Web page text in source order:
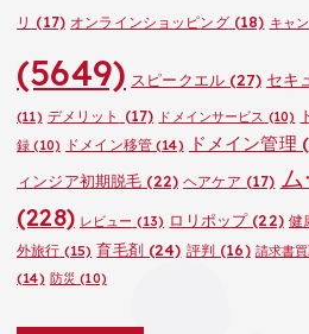
リ (17) オンラインショッピング(18) キャ
(5649) スピークエル(27) セキ
(11) デメリット (17) ドメインサービス (10)
録 (10) ドメイン移管(14) ドメイン管理
ィンジア初期脱毛 (22) ヘアケア (17)
(228) レビュー (13) ロリポップ(22) 健
外旅行 (15) 育毛剤(24) 評判 (16) 請求書
(14) 防災 (10)